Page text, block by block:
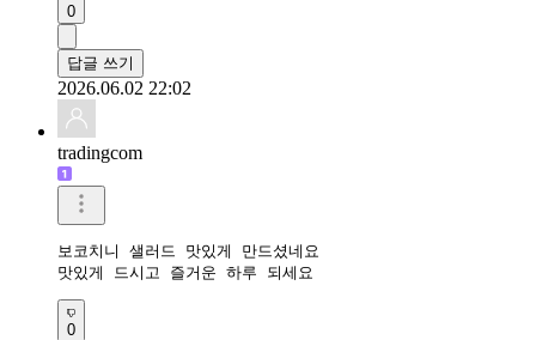
0
답글 쓰기
2026.06.02 22:02
tradingcom
보코치니 샐러드 맛있게 만드셨네요
맛있게 드시고 즐거운 하루 되세요
0